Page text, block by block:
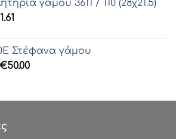
είναι:
γάμου 3611 / 110 (28χ21.5)
1.61
είναι:
€1.61.
Στέφανα γάμου
Original
€50.00Η
είναι: